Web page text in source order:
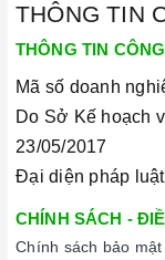
THÔNG TIN
THÔNG TIN
Mã số doanh
Do Sở Kế hoạch
23/05/2017
Đại diện pháp
CHÍNH SÁCH -
Chính sách bảo